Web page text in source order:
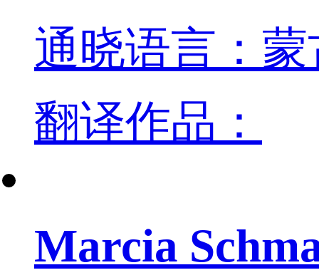
通晓语言：
翻译作品：
Marcia